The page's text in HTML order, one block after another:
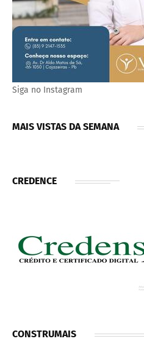
Siga no Instagram
MAIS VISTAS DA SEMANA
CREDENCE
CONSTRUMAIS